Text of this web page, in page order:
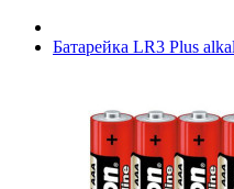
Батарейка LR3 Plus